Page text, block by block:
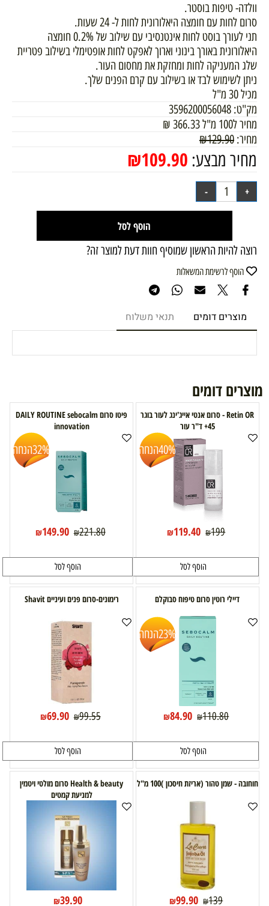
וולדה- טיפות בוסטר.
סרום לחות עם חומצה היאלורונית לחות ל- 24 שעות.
תני לעורך בוסט לחות אינטנסיבי עם שילוב של 0.2% חומצה
היאלורונית באורך בינוני וארוך לאפקט לחות אופטימלי בשילוב פטריית
שלג המעניקה לחות ומחזקת את מחסום העור.
ניתן לשימוש לבד או בשילוב עם קרם הפנים שלך.
מכיל 30 מ"ל
מק"ט: 3596200056048
מחיר ל100 מ"ל
366.33
₪
מחיר:
₪129.90
מחיר מבצע: ₪109.90
הוסף לסל
רוצה להיות הראשון שמוסיף חוות דעת למוצר זה?
הוסף לרשימת המשאלות
מוצרים דומים תנאי משלוח
מוצרים דומים
Retin OR - סרום אנטי אייג'ינג לעור בוגר
45+ ד"ר עור
40%הנחה
₪199
₪119.40
הוסף לסל
פיטו סרום DAILY ROUTINE sebocalm
innovation
32%הנחה
₪221.80
₪149.90
הוסף לסל
דיילי רוטין סרום טיפוח סבוקלם
23%הנחה
₪110.80
₪84.90
הוסף לסל
רימונים-סרום פנים ועיניים Shavit
₪99.55
₪69.90
הוסף לסל
חוחובה - שמן טהור (אריזת חיסכון )100 מ"ל
₪139
₪99.90
Health & beauty סרום מולטי ויטמין
למניעת קמטים
₪39.90